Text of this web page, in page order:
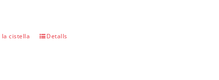
la cistella Detalls